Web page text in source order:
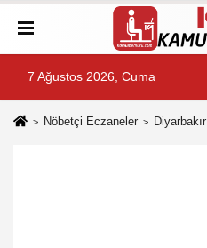
7 Ağustos 2026, Cuma
Nöbetçi Eczaneler Diyarbakır